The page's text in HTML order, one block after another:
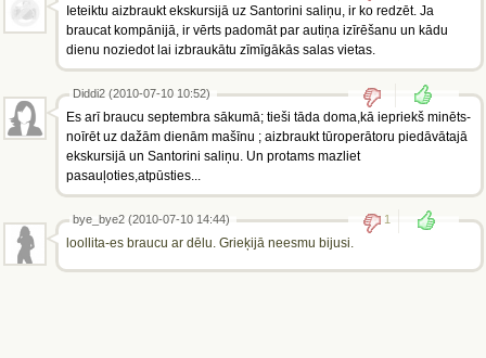
Ieteiktu aizbraukt ekskursijā uz Santorini saliņu, ir ko redzēt. Ja
braucat kompānijā, ir vērts padomāt par autiņa izīrēšanu un kādu
dienu noziedot lai izbraukātu zīmīgākās salas vietas.
Diddi2 (2010-07-10 10:52)
Es arī braucu septembra sākumā; tieši tāda doma,kā iepriekš minēts-
noīrēt uz dažām dienām mašīnu ; aizbraukt tūroperātoru piedāvātajā
ekskursijā un Santorini saliņu. Un protams mazliet
pasauļoties,atpūsties...
bye_bye2 (2010-07-10 14:44) 1
loollita-es braucu ar dēlu. Grieķijā neesmu bijusi.